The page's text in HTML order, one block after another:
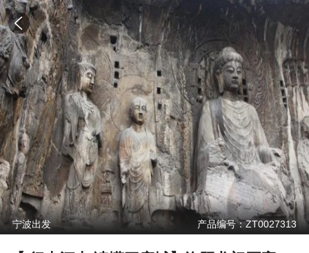
宁波出发 产品编号：ZT0027313